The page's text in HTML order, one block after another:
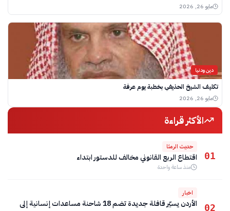
مايو 26, 2026
دين ودنيا
تكليف الشيخ الحذيفي بخطبة يوم عرفة
مايو 26, 2026
الأكثر قراءة
01
حديث الرمثا
اقتطاع الربع القانوني مخالف للدستور ابتداء
منذ ساعة واحدة
02
اخبار
الأردن يسيّر قافلة جديدة تضم 18 شاحنة مساعدات إنسانية إلى